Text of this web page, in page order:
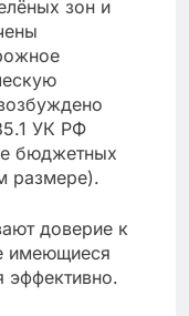
зон и
УК РФ
бюджетных
размере).
доверие к
имеющиеся
эффективно.